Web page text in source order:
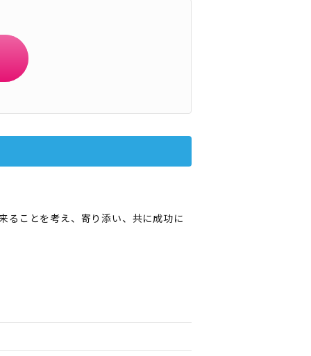
ることを考え、寄り添い、共に成功に